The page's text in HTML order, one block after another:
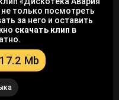
только посмотреть
за него и оставить
скачать клип в
Mb